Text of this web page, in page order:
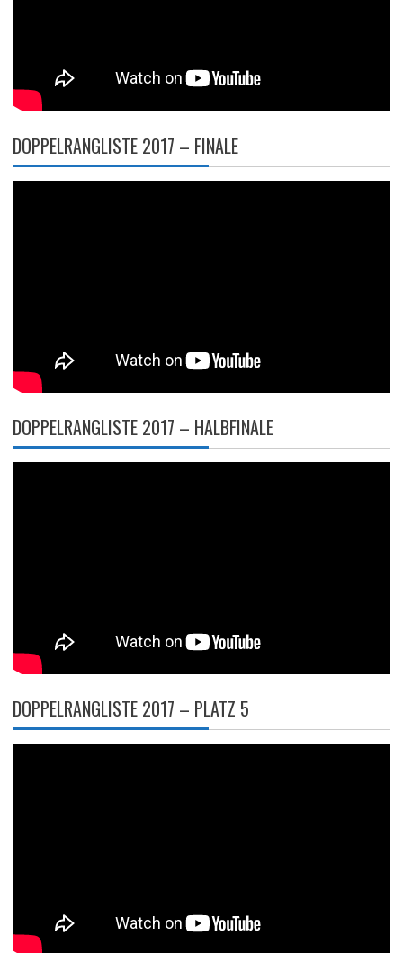
DOPPELRANGLISTE 2017 – FINALE
DOPPELRANGLISTE 2017 – HALBFINALE
DOPPELRANGLISTE 2017 – PLATZ 5